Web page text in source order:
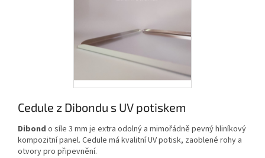
Cedule z Dibondu s UV potiskem
Dibond o síle 3 mm je extra odolný a mimořádně pevný hliníkový
kompozitní panel. Cedule má kvalitní UV potisk, zaoblené rohy a
otvory pro připevnění.